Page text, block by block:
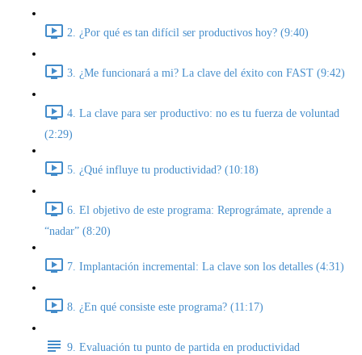
2. ¿Por qué es tan difícil ser productivos hoy? (9:40)
3. ¿Me funcionará a mi? La clave del éxito con FAST (9:42)
4. La clave para ser productivo: no es tu fuerza de voluntad
(2:29)
5. ¿Qué influye tu productividad? (10:18)
6. El objetivo de este programa: Reprográmate, aprende a
“nadar” (8:20)
7. Implantación incremental: La clave son los detalles (4:31)
8. ¿En qué consiste este programa? (11:17)
9. Evaluación tu punto de partida en productividad